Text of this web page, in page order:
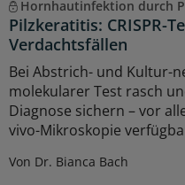
Hornhautinfektion durch
Pilzkeratitis: CRISPR-
Verdachtsfällen
Bei Abstrich- und Kultur-
molekularer Test rasch
Diagnose sichern – vor
vivo-Mikroskopie
Von Dr. Bianca Bach